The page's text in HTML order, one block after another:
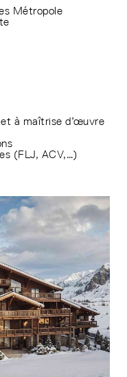
Métropole
à maîtrise d’œuvre
(FLJ, ACV,…)